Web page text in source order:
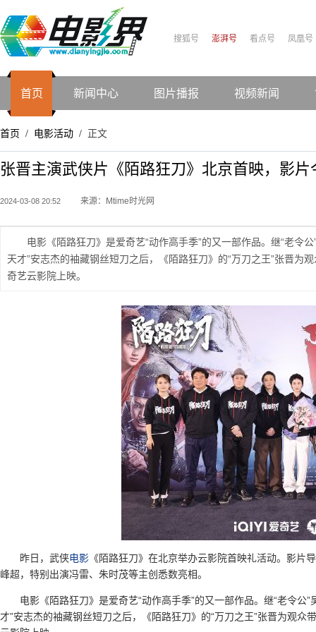
搜狐号 澎湃号 看点号 凤凰号
首页 新闻中心 图片播报 视频新闻
首页 / 电影活动 / 正文
张晋主演武侠片《陌路狂刀》北京首映，影
2024-03-08 20:52 来源：Mtime时光网
电影《陌路狂刀》是爱奇艺“动作高手季”的又一部作品。继“老令
天才”安志杰的袖藏钢丝短刀之后，《陌路狂刀》的“万刀之王”张晋为
奇艺云影院上映。
昨日，武侠电影 《陌路狂刀》在北京举办云影院首映礼活动。影片
峰超，特别出演冯雷、朱时茂等主创悉数亮相。
电影《陌路狂刀》是爱奇艺“动作高手季”的又一部作品。继“老令公
才”安志杰的袖藏钢丝短刀之后，《陌路狂刀》的“万刀之王”张晋为观众